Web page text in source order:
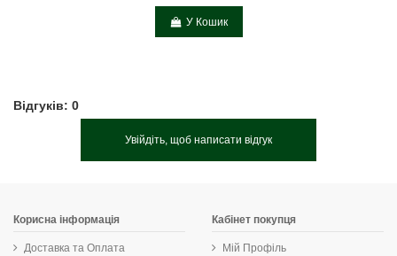
У Кошик
Відгуків: 0
Увійдіть, щоб написати відгук
Корисна інформація
Доставка та Оплата
Кабінет покупця
Мій Профіль